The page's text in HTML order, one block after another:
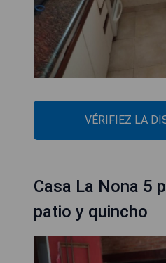
VÉRIFIEZ LA
Casa La Nona 5
patio y quincho